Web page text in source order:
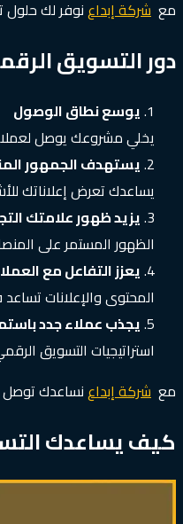
مع شركة إبداعنوفر لك
دور التسويق
يوسع نطاق الوصول
يخلي مشروعك يوصل
يستهدف الجمهور
يساعدك تعرض إعلاناتك
يزيد ظهور علامتك
الظهور المستمر على
يعزز التفاعل مع
المحتوى والإعلانات
يجذب عملاء جدد
استراتيجيات التسويق
مع شركة إبداعنساعدك توصل
كيف يساعدك